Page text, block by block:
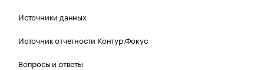
Источники данных
Источник отчетности Контур.Фокус
Вопросы и ответы